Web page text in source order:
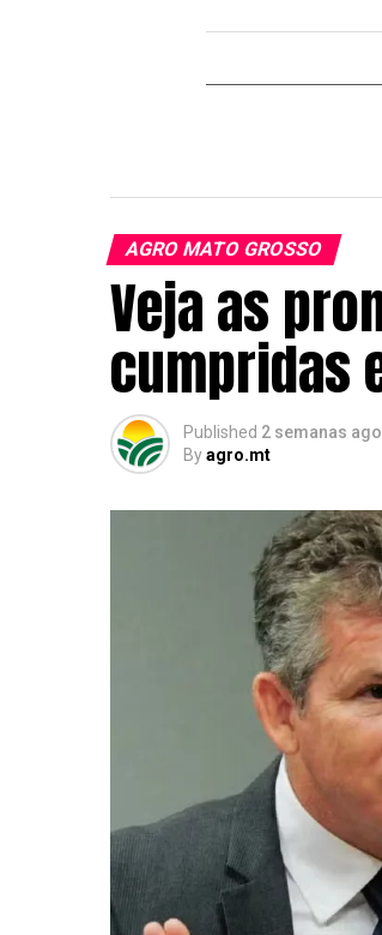
AGRO MATO GROSSO
Veja as
cumpridas
Published 2 semanas ago
Byagro.mt